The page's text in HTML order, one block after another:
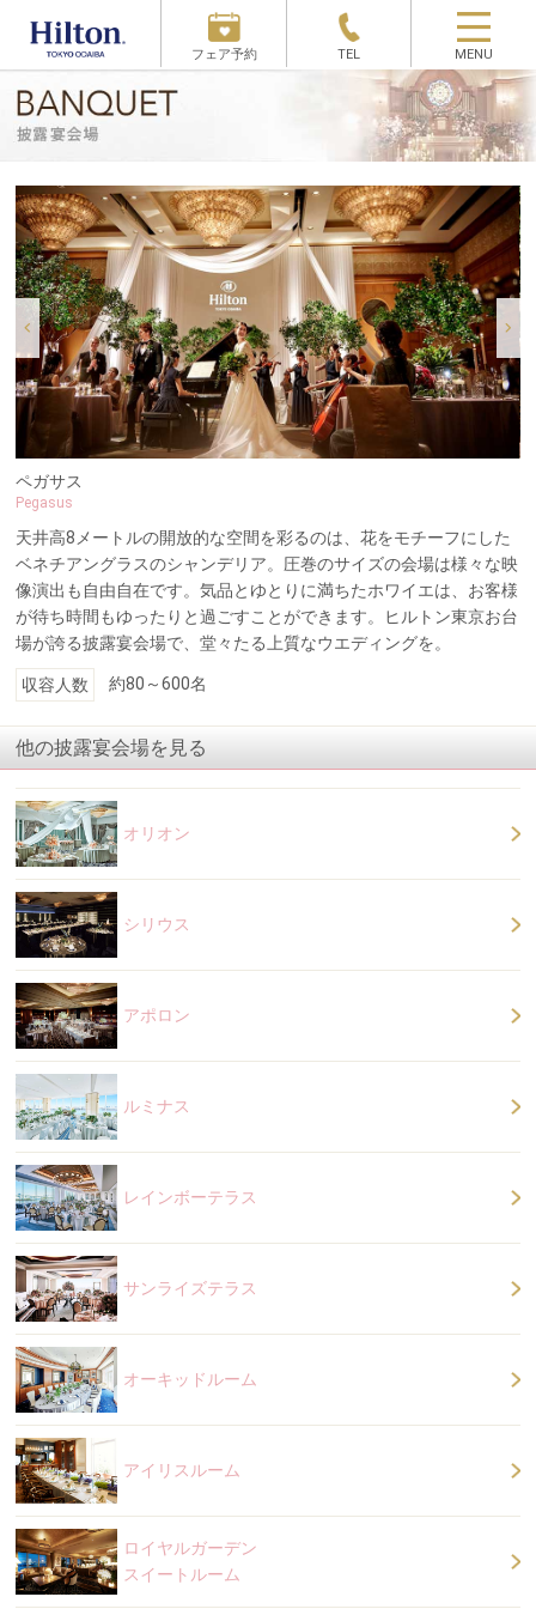
フェア予約 TEL MENU
ペガサス
Pegasus
天井高8メートルの開放的な空間を彩るのは、花をモチーフにした
ベネチアングラスのシャンデリア。圧巻のサイズの会場は様々な映
像演出も自由自在です。気品とゆとりに満ちたホワイエは、お客様
が待ち時間もゆったりと過ごすことができます。ヒルトン東京お台
場が誇る披露宴会場で、堂々たる上質なウエディングを。
収容人数 約80～600名
他の披露宴会場を見る
オリオン
シリウス
アポロン
ルミナス
レインボーテラス
サンライズテラス
オーキッドルーム
アイリスルーム
ロイヤルガーデン
スイートルーム